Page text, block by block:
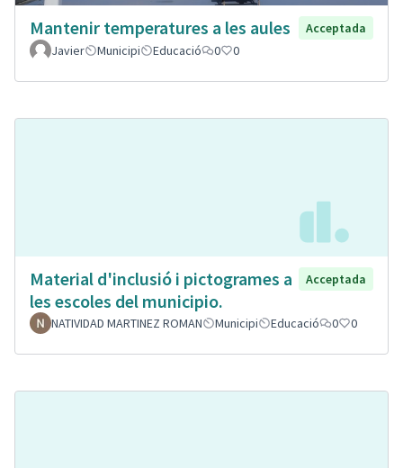
Mantenir temperatures a les aules
Acceptada
Javier
Municipi Educació 0 0
Material d'inclusió i pictogrames a
les escoles del municipio.
Acceptada
NATIVIDAD MARTINEZ ROMAN Municipi Educació 0 0